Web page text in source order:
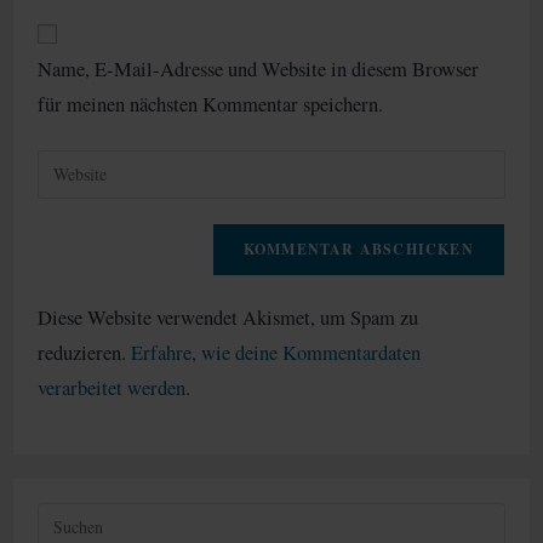
Kommentieren
ein
Adresse
zum
ein
Name, E-Mail-Adresse und Website in diesem Browser
für meinen nächsten Kommentar speichern.
Gib
(optional)
Diese Website verwendet Akismet, um Spam zu
reduzieren. Erfahre, wie deine Kommentardaten
verarbeitet werden.